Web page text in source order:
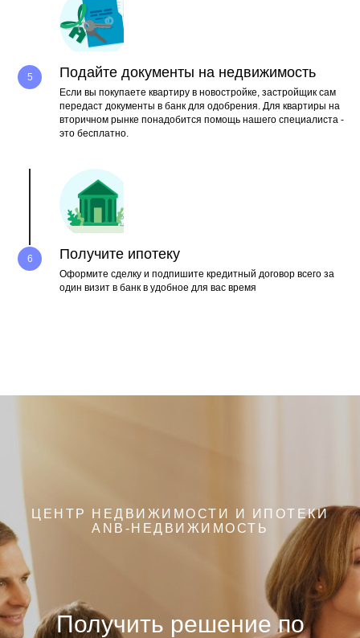
Подайте документы на недвижимость
Если вы покупаете квартиру в новостройке, застройщик сам
передаст документы в банк для одобрения. Для квартиры на
вторичном рынке понадобится помощь нашего специалиста -
это бесплатно.
Получите ипотеку
Оформите сделку и подпишите кредитный договор всего за
один визит в банк в удобное для вас время
ЦЕНТР НЕДВИЖИМОСТИ И ИПОТЕКИ
ANB-НЕДВИЖИМОСТЬ
Получить решение по